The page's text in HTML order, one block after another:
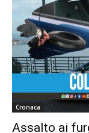
Cronaca
Assalto ai